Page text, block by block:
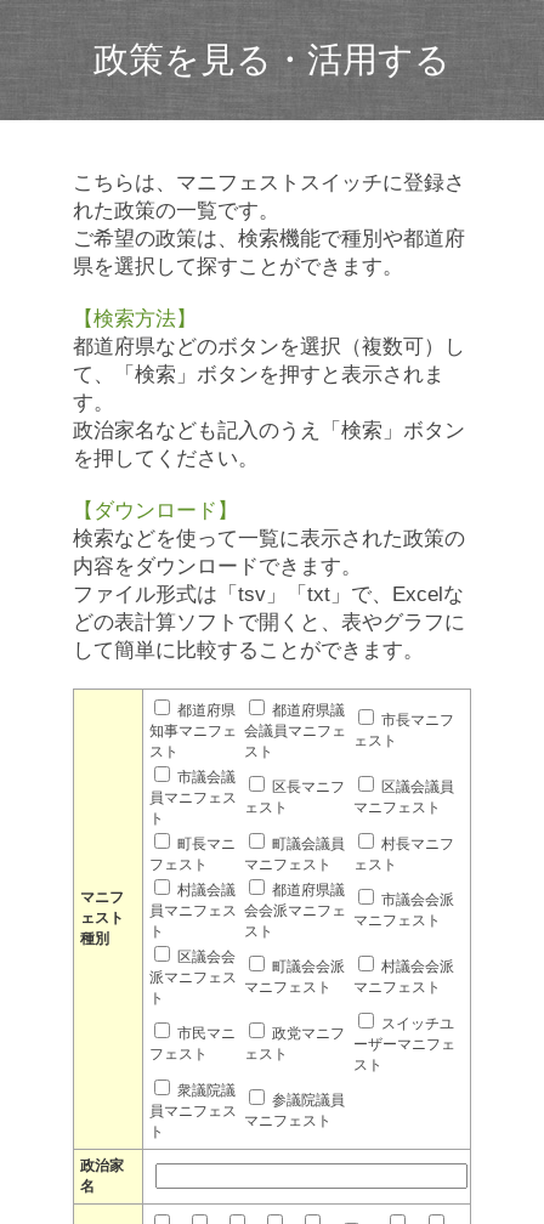
政策を見る・活用する
こちらは、マニフェストスイッチに登録さ
れた政策の一覧です。
ご希望の政策は、検索機能で種別や都道府
県を選択して探すことができます。
【検索方法】
都道府県などのボタンを選択（複数可）し
て、「検索」ボタンを押すと表示されま
す。
政治家名なども記入のうえ「検索」ボタン
を押してください。
【ダウンロード】
検索などを使って一覧に表示された政策の
内容をダウンロードできます。
ファイル形式は「tsv」「txt」で、Excelな
どの表計算ソフトで開くと、表やグラフに
して簡単に比較することができます。
マニフ
ェスト
種別
都道府県
知事マニフェ
スト
都道府県議
会議員マニフェ
スト
市長マニフ
ェスト
市議会議
員マニフェス
ト
区長マニフ
ェスト
区議会議員
マニフェスト
町長マニ
フェスト
町議会議員
マニフェスト
村長マニフ
ェスト
村議会議
員マニフェス
ト
都道府県議
会会派マニフェ
スト
市議会会派
マニフェスト
区議会会
派マニフェス
ト
町議会会派
マニフェスト
村議会会派
マニフェスト
市民マニ
フェスト
政党マニフ
ェスト
スイッチユ
ーザーマニフェ
スト
衆議院議
員マニフェス
ト
参議院議員
マニフェスト
政治家
名